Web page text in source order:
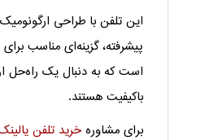
این تلفن با طراحی
پیشرفته، گزینه‌ای مناسب
است که به دنبال یک راه‌حل
باکیفیت هستند.
برای مشاوره خرید تلفن